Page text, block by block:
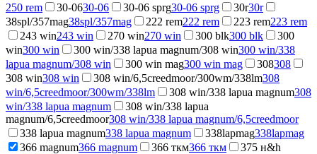
250 rem
30-0630-06 30-06 sprg30-06 sprg 30r30r
38spl/357mag38spl/357mag 222 rem222 rem 223 rem223 rem
243 win243 win 270 win270 win 300 blk300 blk
300
win300 win 300 win/338 lapua magnum/308 win300 win/338
lapua magnum/308 win
300 win mag300 win mag 308308
308 win308 win 308 win/6,5creedmoor/300wm/338lm308
win/6,5creedmoor/300wm/338lm
308 win/338 lapua magnum308
win/338 lapua magnum
308 win/338 lapua
magnum/6,5creedmoor308 win/338 lapua magnum/6,5creedmoor
338 lapua magnum338 lapua magnum 338lapmag338lapmag
366 magnum366 magnum 366 ткм366 ткм
375 н&h